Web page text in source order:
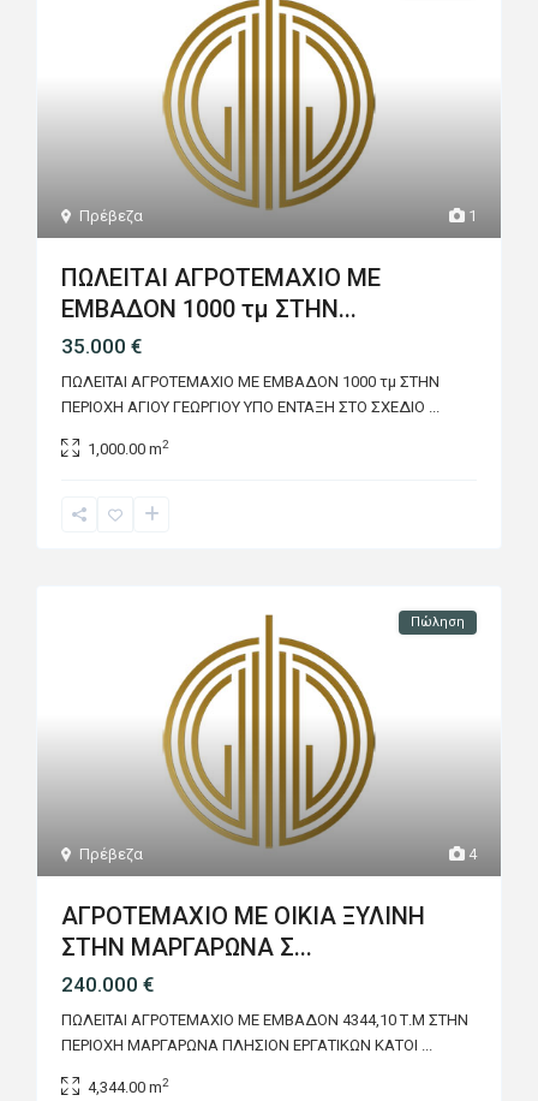
1
Πρέβεζα
ΠΩΛΕΙΤΑΙ ΑΓΡΟΤEΜΑΧΙΟ ΜΕ
ΕΜΒΑΔΟΝ 1000 τμ ΣΤΗΝ...
35.000 €
ΠΩΛΕΙΤΑΙ ΑΓΡΟΤEΜΑΧΙΟ ΜΕ ΕΜΒΑΔΟΝ 1000 τμ ΣΤΗΝ
ΠΕΡΙΟΧΗ ΑΓΙΟΥ ΓΕΩΡΓΙΟΥ ΥΠΟ ΕΝΤΑΞΗ ΣΤΟ ΣΧΕΔΙΟ ...
1,000.00 m2
4
Πρέβεζα
Πώληση
ΑΓΡΟΤΕΜΑΧΙΟ ΜΕ ΟΙΚΙΑ ΞΥΛΙΝΗ
ΣΤΗΝ ΜΑΡΓΑΡΩΝΑ Σ...
240.000 €
ΠΩΛΕΙΤΑΙ ΑΓΡΟΤΕΜΑΧΙΟ ΜΕ ΕΜΒΑΔΟΝ 4344,10 Τ.Μ ΣΤΗΝ
ΠΕΡΙΟΧΗ ΜΑΡΓΑΡΩΝΑ ΠΛΗΣΙΟΝ ΕΡΓΑΤΙΚΩΝ ΚΑΤΟΙ ...
4,344.00 m2